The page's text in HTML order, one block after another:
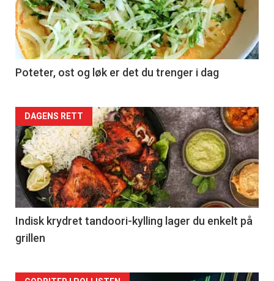
Poteter, ost og løk er det du trenger i dag
Forsiden
akkurat
nå
-
2
DAGENS RETT
Indisk krydret tandoori-kylling lager du enkelt på
grillen